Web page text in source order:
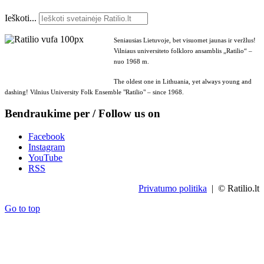
Ieškoti...
Seniausias Lietuvoje, bet visuomet jaunas ir veržlus!
Vilniaus universiteto folkloro ansamblis „Ratilio“ –
nuo 1968 m.
The oldest one in Lithuania, yet always young and
dashing! Vilnius University Folk Ensemble "Ratilio" – since 1968.
Bendraukime per / Follow us on
Facebook
Instagram
YouTube
RSS
Privatumo politika | © Ratilio.lt
Go to top